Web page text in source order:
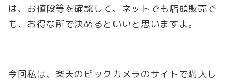
は、お値段等を確認して、ネットでも店頭販売で
も、お得な所で決めるといいと思いますよ。
今回私は、楽天のビックカメラのサイトで購入し